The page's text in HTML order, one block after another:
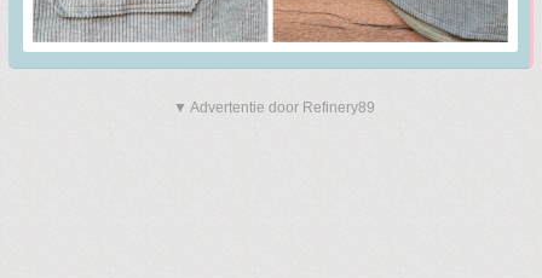
▼ Advertentie door Refinery89